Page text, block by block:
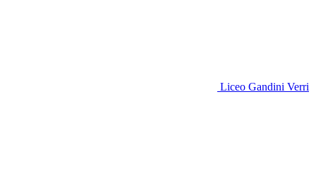
Liceo Gandini Verri